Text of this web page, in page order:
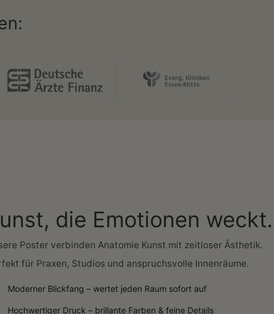
die Emotionen weckt.
Poster verbinden Anatomie Kunst mit zeitloser Ästhetik.
für Praxen, Studios und anspruchsvolle Innenräume.
Moderner Blickfang – wertet jeden Raum sofort auf
Hochwertiger Druck – brillante Farben & feine Details